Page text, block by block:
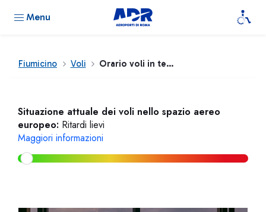
Menu
Fiumicino Voli Orario voli in tempo reale
Situazione attuale dei voli nello spazio aereo
europeo: Ritardi lievi
Maggiori informazioni